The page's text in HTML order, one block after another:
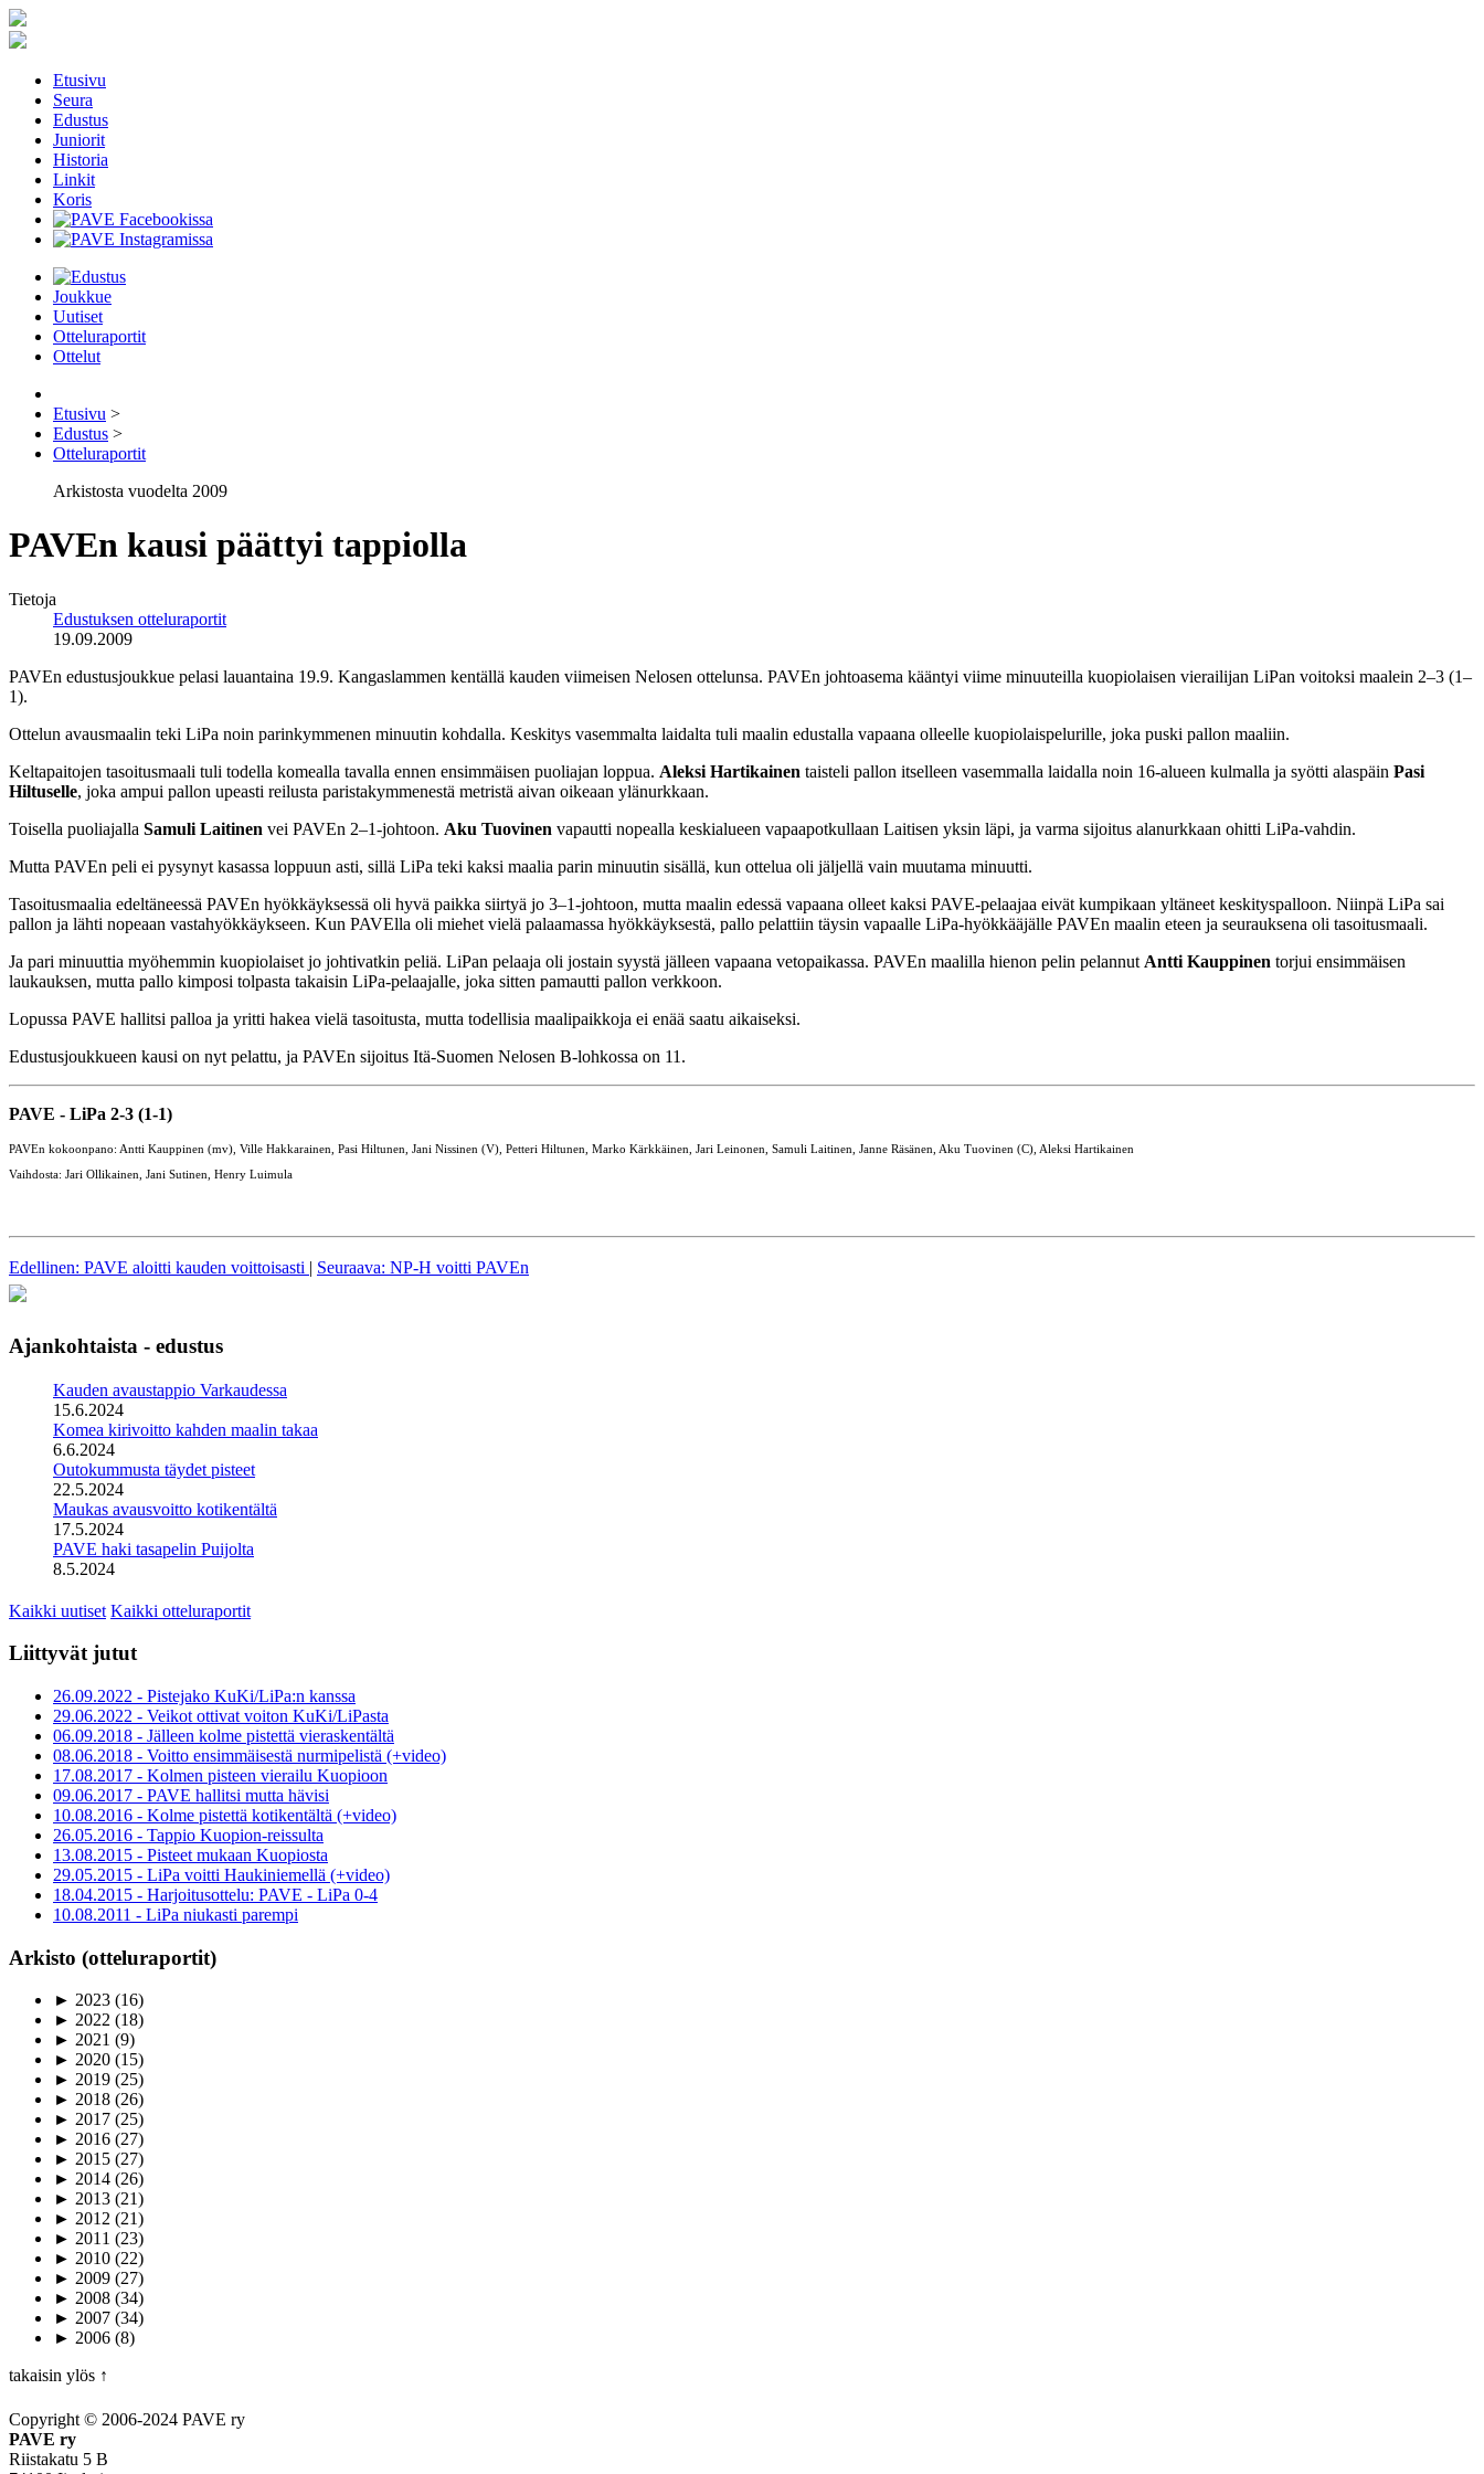
Etusivu
Seura
Edustus
Juniorit
Historia
Linkit
Koris
Joukkue
Uutiset
Otteluraportit
Ottelut
Etusivu >
Edustus >
Otteluraportit
Arkistosta vuodelta 2009
PAVEn kausi päättyi tappiolla
Tietoja
Edustuksen otteluraportit
19.09.2009
PAVEn edustusjoukkue pelasi lauantaina 19.9. Kangaslammen kentällä kauden viimeisen Nelosen ottelunsa. PAVEn johtoasema kääntyi viime minuuteilla kuopiolaisen vierailijan LiPan voitoksi maalein 2–3 (1–
1).
Ottelun avausmaalin teki LiPa noin parinkymmenen minuutin kohdalla. Keskitys vasemmalta laidalta tuli maalin edustalla vapaana olleelle kuopiolaispelurille, joka puski pallon maaliin.
Keltapaitojen tasoitusmaali tuli todella komealla tavalla ennen ensimmäisen puoliajan loppua. Aleksi Hartikainen taisteli pallon itselleen vasemmalla laidalla noin 16-alueen kulmalla ja syötti alaspäin Pasi
Hiltuselle, joka ampui pallon upeasti reilusta paristakymmenestä metristä aivan oikeaan ylänurkkaan.
Toisella puoliajalla Samuli Laitinen vei PAVEn 2–1-johtoon. Aku Tuovinen vapautti nopealla keskialueen vapaapotkullaan Laitisen yksin läpi, ja varma sijoitus alanurkkaan ohitti LiPa-vahdin.
Mutta PAVEn peli ei pysynyt kasassa loppuun asti, sillä LiPa teki kaksi maalia parin minuutin sisällä, kun ottelua oli jäljellä vain muutama minuutti.
Tasoitusmaalia edeltäneessä PAVEn hyökkäyksessä oli hyvä paikka siirtyä jo 3–1-johtoon, mutta maalin edessä vapaana olleet kaksi PAVE-pelaajaa eivät kumpikaan yltäneet keskityspalloon. Niinpä LiPa sai
pallon ja lähti nopeaan vastahyökkäykseen. Kun PAVElla oli miehet vielä palaamassa hyökkäyksestä, pallo pelattiin täysin vapaalle LiPa-hyökkääjälle PAVEn maalin eteen ja seurauksena oli tasoitusmaali.
Ja pari minuuttia myöhemmin kuopiolaiset jo johtivatkin peliä. LiPan pelaaja oli jostain syystä jälleen vapaana vetopaikassa. PAVEn maalilla hienon pelin pelannut Antti Kauppinen torjui ensimmäisen
laukauksen, mutta pallo kimposi tolpasta takaisin LiPa-pelaajalle, joka sitten pamautti pallon verkkoon.
Lopussa PAVE hallitsi palloa ja yritti hakea vielä tasoitusta, mutta todellisia maalipaikkoja ei enää saatu aikaiseksi.
Edustusjoukkueen kausi on nyt pelattu, ja PAVEn sijoitus Itä-Suomen Nelosen B-lohkossa on 11.
PAVE - LiPa 2-3 (1-1)
PAVEn kokoonpano: Antti Kauppinen (mv), Ville Hakkarainen, Pasi Hiltunen, Jani Nissinen (V), Petteri Hiltunen, Marko Kärkkäinen, Jari Leinonen, Samuli Laitinen, Janne Räsänen, Aku Tuovinen (C), Aleksi Hartikainen
Vaihdosta: Jari Ollikainen, Jani Sutinen, Henry Luimula
Edellinen: PAVE aloitti kauden voittoisasti | Seuraava: NP-H voitti PAVEn
Ajankohtaista - edustus
Kauden avaustappio Varkaudessa
15.6.2024
Komea kirivoitto kahden maalin takaa
6.6.2024
Outokummusta täydet pisteet
22.5.2024
Maukas avausvoitto kotikentältä
17.5.2024
PAVE haki tasapelin Puijolta
8.5.2024
Kaikki uutiset Kaikki otteluraportit
Liittyvät jutut
26.09.2022 - Pistejako KuKi/LiPa:n kanssa
29.06.2022 - Veikot ottivat voiton KuKi/LiPasta
06.09.2018 - Jälleen kolme pistettä vieraskentältä
08.06.2018 - Voitto ensimmäisestä nurmipelistä (+video)
17.08.2017 - Kolmen pisteen vierailu Kuopioon
09.06.2017 - PAVE hallitsi mutta hävisi
10.08.2016 - Kolme pistettä kotikentältä (+video)
26.05.2016 - Tappio Kuopion-reissulta
13.08.2015 - Pisteet mukaan Kuopiosta
29.05.2015 - LiPa voitti Haukiniemellä (+video)
18.04.2015 - Harjoitusottelu: PAVE - LiPa 0-4
10.08.2011 - LiPa niukasti parempi
Arkisto (otteluraportit)
► 2023 (16)
► 2022 (18)
► 2021 (9)
► 2020 (15)
► 2019 (25)
► 2018 (26)
► 2017 (25)
► 2016 (27)
► 2015 (27)
► 2014 (26)
► 2013 (21)
► 2012 (21)
► 2011 (23)
► 2010 (22)
► 2009 (27)
► 2008 (34)
► 2007 (34)
► 2006 (8)
takaisin ylös ↑
Copyright © 2006-2024 PAVE ry
PAVE ry
Riistakatu 5 B